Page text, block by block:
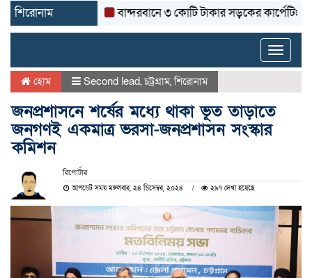
শিরোনাম বান্দরবানে ৩ কোটি টাকার সড়কের কার্পেটিং উঠে যাচ্ছে
Toggle
হোম Second lead,চট্রগ্রাম,শিরোনাম
জনপ্রশাসনে শর্ষের মধ্যে থাকা ভূত তাড়াতে
জনগণই একমাত্র ভরসা-জনপ্রশাসন সংস্কার
কমিশন
রিপোর্টার
আপডেট সময় মঙ্গলবার, ২৪ ডিসেম্বর, ২০২৪ ২৯৭ দেখা হয়েছে